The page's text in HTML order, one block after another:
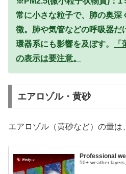
常に小さな粒子で、肺の奥深
徴。肺や気管などの呼吸器だ
環器系にも影響を及ぼす。
の表示は要注意。
エアロゾル・黄砂
エアロゾル（黄砂など）の量は
Professional
50+ weather